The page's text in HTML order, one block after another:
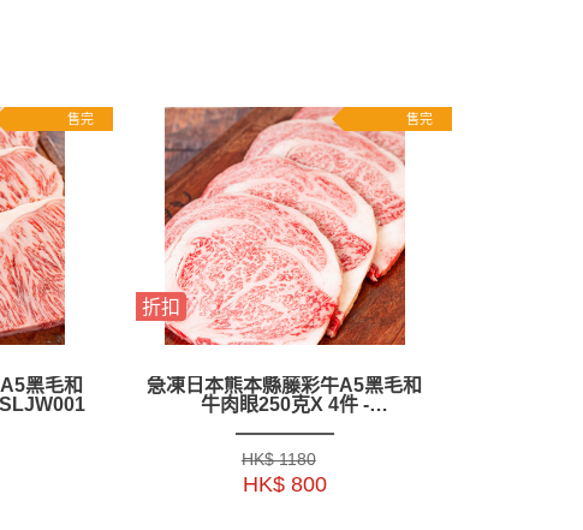
售完
黑毛和
售完
折扣
急凍日本熊本縣藤彩牛A5黑毛和
牛肉眼250克X 4件 -
HK$ 1180
HK$ 800